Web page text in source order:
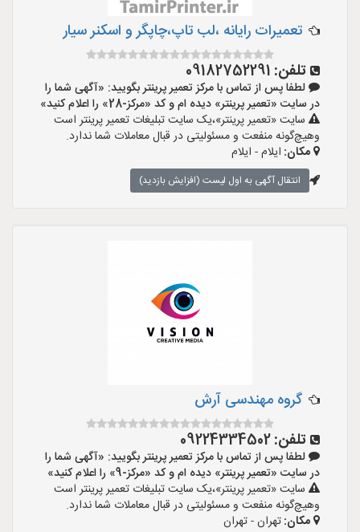
تعمیرات رایانه ،لب تاپ،چاپگر و اسکنر سیار
تلفن: 09182752291
لطفا پس از تماس با مرکز تعمیر پرینتر بگویید: «آگهی شما را
در سایت «تعمیر پرینتر» دیده ام و کد «مرکز-28» را اعلام کنید»
سایت «تعمیر پرینتر»،یک سایت تبلیغات تعمیر پرینتر است
وهیچ‌گونه منفعت و مسئولیتی در قبال معاملات شما ندارد.
مکان: ایلام - ایلام
انتقال آگهی به اول لیست (افزایش بازدید)
گروه مهندسی آرش
تلفن:09224334502
لطفا پس از تماس با مرکز تعمیر پرینتر بگویید: «آگهی شما را
در سایت «تعمیر پرینتر» دیده ام و کد «مرکز-9» را اعلام کنید»
سایت «تعمیر پرینتر»،یک سایت تبلیغات تعمیر پرینتر است
وهیچ‌گونه منفعت و مسئولیتی در قبال معاملات شما ندارد.
مکان:تهران - تهران